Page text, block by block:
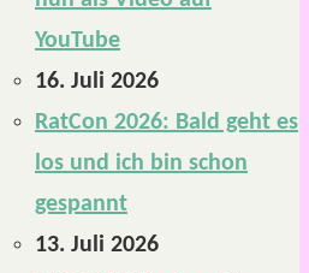
YouTube
16. Juli 2026
RatCon 2026: Bald geht es
los und ich bin schon
gespannt
13. Juli 2026